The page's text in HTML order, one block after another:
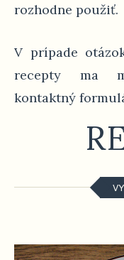
rozhodne použiť.
V prípade
recepty ma
kontaktný